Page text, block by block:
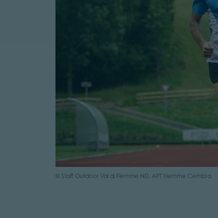
© Staff Outdoor Val di Fiemme ND, APT Fiemme Cembra